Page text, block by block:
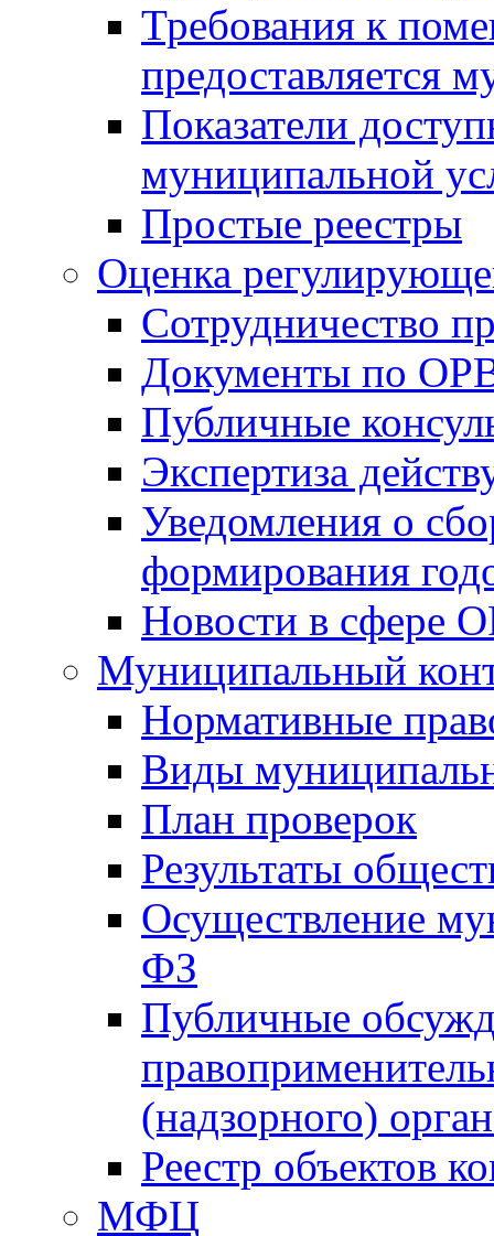
Требования к
предоставляется
Показатели
муниципальной
Простые реестры
Оценка
Сотрудничество
Документы по
Публичные
Экспертиза
Уведомления о
формирования
Новости в сфере
Муниципальный
Нормативные
Виды
План проверок
Результаты
Осуществление
ФЗ
Публичные
(надзорного)
Реестр объектов
МФЦ